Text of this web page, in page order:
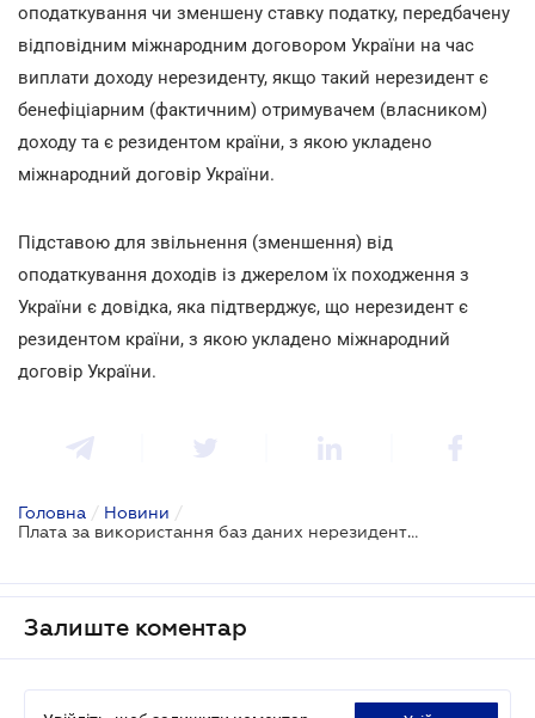
оподаткування чи зменшену ставку податку, передбачену
відповідним міжнародним договором України на час
виплати доходу нерезиденту, якщо такий нерезидент є
бенефіціарним (фактичним) отримувачем (власником)
доходу та є резидентом країни, з якою укладено
міжнародний договір України.
Підставою для звільнення (зменшення) від
оподаткування доходів із джерелом їх походження з
України є довідка, яка підтверджує, що нерезидент є
резидентом країни, з якою укладено міжнародний
договір України.
Головна / Новини /
Плата за використання баз даних нерезидентом:
Залиште коментар